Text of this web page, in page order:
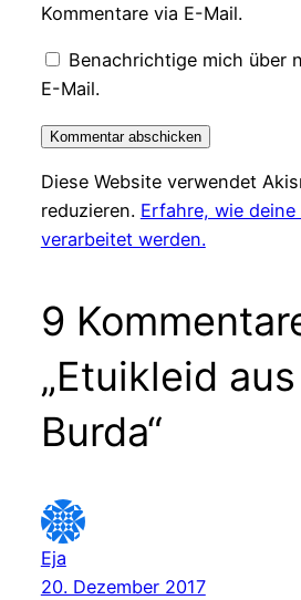
Kommentare via E-Mail.
Benachrichtige mich über
E-Mail.
Diese Website verwendet
reduzieren. Erfahre, wie
verarbeitet werden.
9
„Etuikleid
Burda“
Eja
20. Dezember 2017